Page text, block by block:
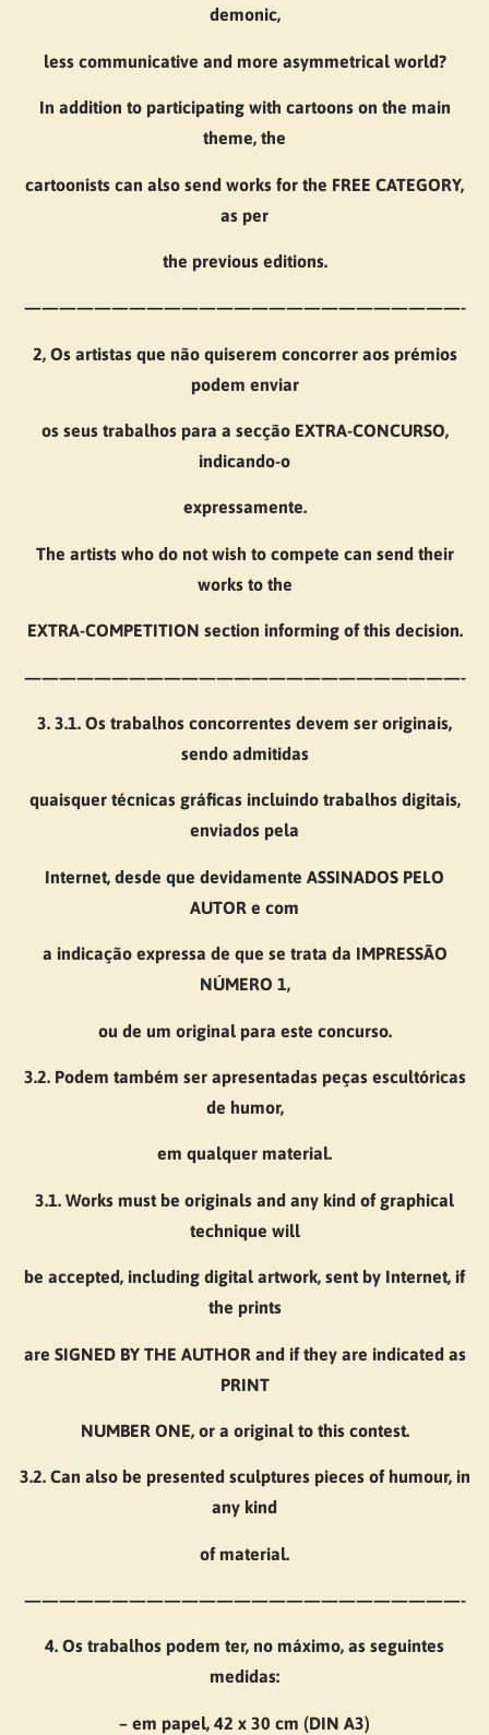
demonic,
less communicative and more asymmetrical world?
In addition to participating with cartoons on the main
theme, the
cartoonists can also send works for the FREE CATEGORY,
as per
the previous editions.
—————————————————————————-
2, Os artistas que não quiserem concorrer aos prémios
podem enviar
os seus trabalhos para a secção EXTRA-CONCURSO,
indicando-o
expressamente.
The artists who do not wish to compete can send their
works to the
EXTRA-COMPETITION section informing of this decision.
—————————————————————————-
3. 3.1. Os trabalhos concorrentes devem ser originais,
sendo admitidas
quaisquer técnicas gráficas incluindo trabalhos digitais,
enviados pela
Internet, desde que devidamente ASSINADOS PELO
AUTOR e com
a indicação expressa de que se trata da IMPRESSÃO
NÚMERO 1,
ou de um original para este concurso.
3.2. Podem também ser apresentadas peças escultóricas
de humor,
em qualquer material.
3.1. Works must be originals and any kind of graphical
technique will
be accepted, including digital artwork, sent by Internet, if
the prints
are SIGNED BY THE AUTHOR and if they are indicated as
PRINT
NUMBER ONE, or a original to this contest.
3.2. Can also be presented sculptures pieces of humour, in
any kind
of material.
—————————————————————————-
4. Os trabalhos podem ter, no máximo, as seguintes
medidas:
– em papel, 42 x 30 cm (DIN A3)